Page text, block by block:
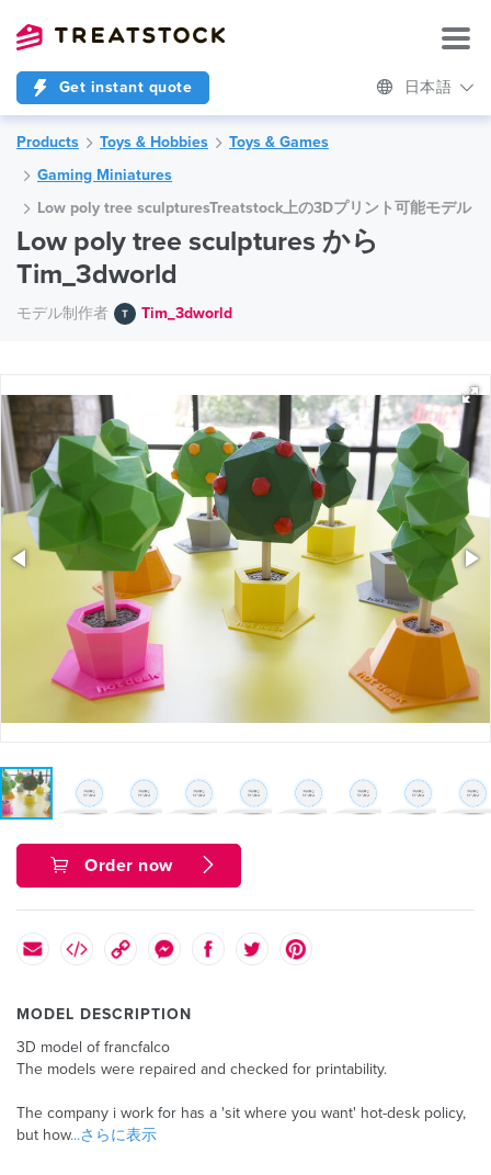
Get instant quote 日本語
Products Toys & Hobbies
Toys & Games
Gaming Miniatures
Low poly tree sculpturesTreatstock上の3Dプリント可能モデル
Low poly tree sculptures から
Tim_3dworld
モデル制作者 Tim_3dworld
Order now
MODEL DESCRIPTION
3D model of francfalco
The models were repaired and checked for printability.
The company i work for has a 'sit where you want' hot-desk policy,
but how...さらに表示